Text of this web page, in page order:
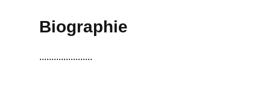
Biographie
......................